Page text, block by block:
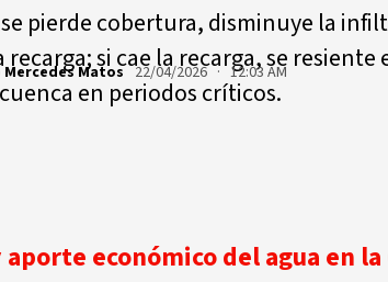
pierde cobertura, disminuye la
si cae la recarga, se
en periodos críticos.
Matos 22/04/2026 · 12:03 AM
económico del agua en la